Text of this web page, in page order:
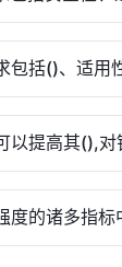
括()、适用
提高其(),对
的诸多指标